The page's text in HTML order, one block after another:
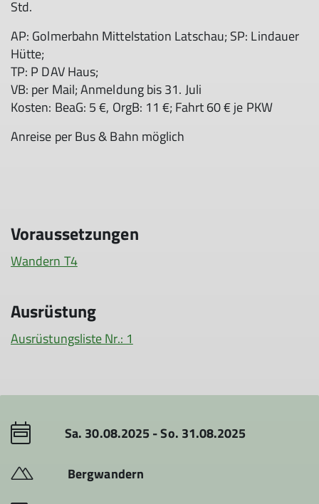
Std.
AP: Golmerbahn Mittelstation Latschau; SP: Lindauer
Hütte;
TP: P DAV Haus;
VB: per Mail; Anmeldung bis 31. Juli
Kosten: BeaG: 5 €, OrgB: 11 €; Fahrt 60 € je PKW
Anreise per Bus & Bahn möglich
Voraussetzungen
Wandern T4
Ausrüstung
Ausrüstungsliste Nr.: 1
Sa. 30.08.2025 - So. 31.08.2025
Bergwandern